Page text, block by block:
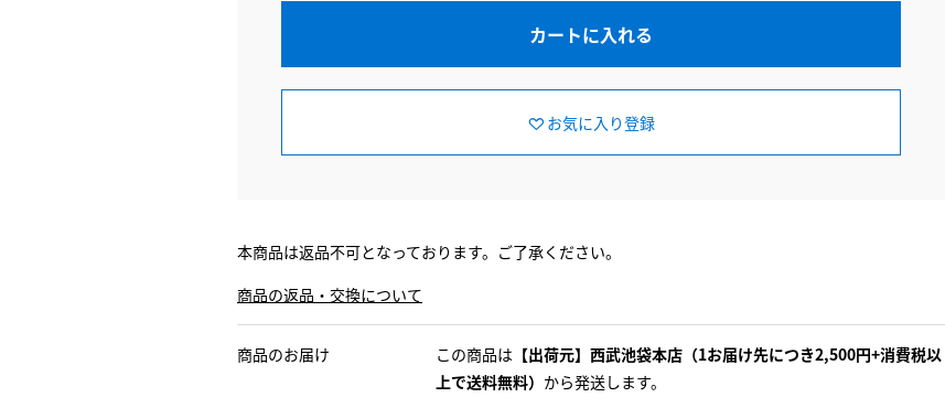
カートに入れる
お気に入り登録
本商品は返品不可となっております。ご了承ください。
商品の返品・交換について
商品のお届け この商品は 【出荷元】西武池袋本店（1お届け先につき2,500円+消費税以
上で送料無料） から発送します。